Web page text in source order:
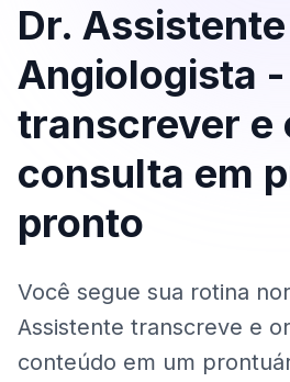
Dr.
Angiologista
transcrever e
consulta em
pronto
Você segue sua rotina
Assistente transcreve e
conteúdo em um